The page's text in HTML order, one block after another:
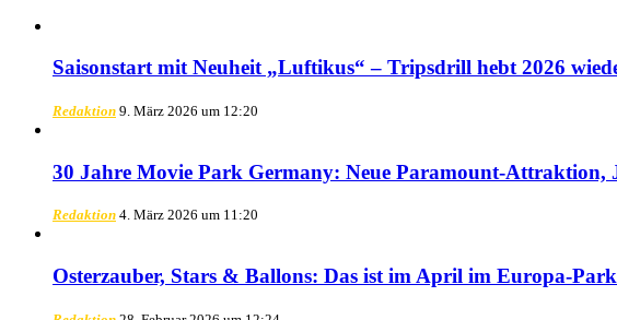
Saisonstart mit Neuheit „Luftikus“ – Tripsdrill hebt 2026
Redaktion 9. März 2026 um 12:20
30 Jahre Movie Park Germany: Neue Paramount-Attraktion,
Redaktion 4. März 2026 um 11:20
Osterzauber, Stars & Ballons: Das ist im April im Europa-